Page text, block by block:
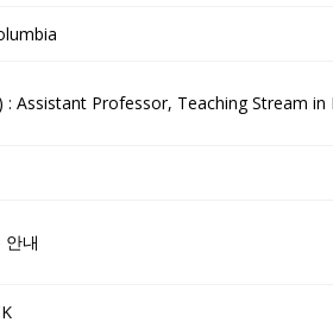
Assistant Professor, Teaching Stream in
내